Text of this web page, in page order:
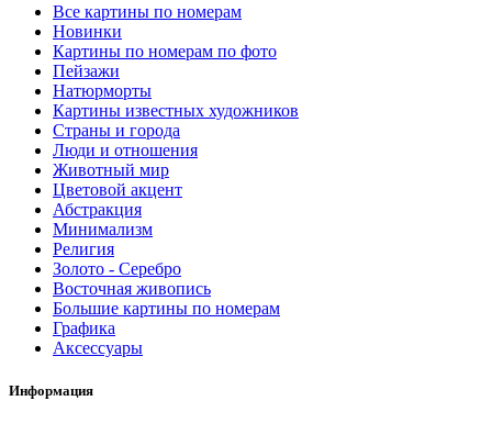
Все картины по номерам
Новинки
Картины по номерам по фото
Пейзажи
Натюрморты
Картины известных художников
Страны и города
Люди и отношения
Животный мир
Цветовой акцент
Абстракция
Минимализм
Религия
Золото - Серебро
Восточная живопись
Большие картины по номерам
Графика
Аксессуары
Информация